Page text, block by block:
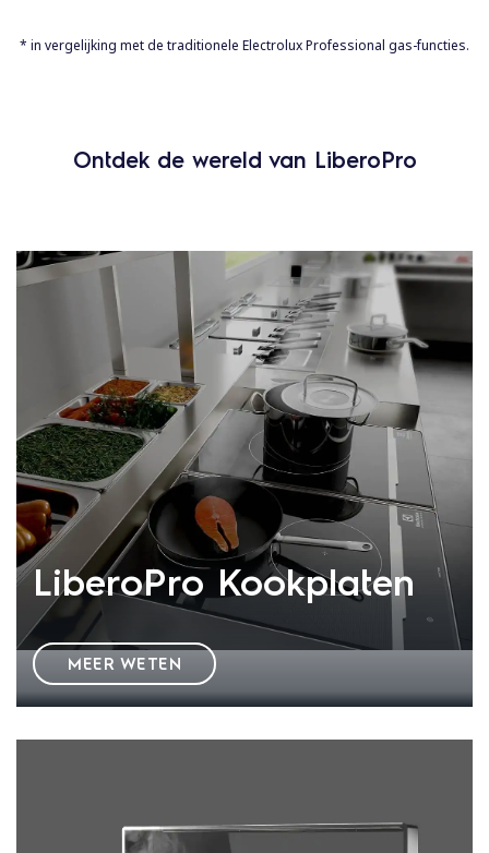
* in vergelijking met de traditionele Electrolux Professional gas-functies.
Ontdek de wereld van LiberoPro
LiberoPro Kookplaten
MEER WETEN